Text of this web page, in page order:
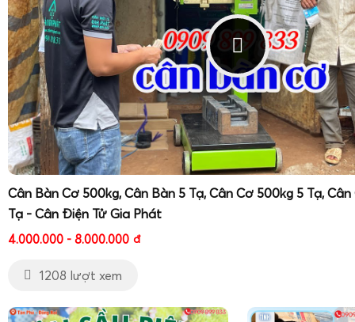
ưu theo từng ứng dụng cụ thể, giúp doanh nghiệp kiểm
lượng hàng hóa, giảm thất thoát, nâng cao hiệu quả quản
Với chính sách hỗ trợ kỹ thuật nhanh chóng,nhân viên kỹ
sẽ giao cân tận nơi, lắp đặt,hướng dẫn sử dụng,hướng
hướng dẫn sửa cân tận tình, giúp khách hàng yên tâm
hành. Hệ thống dịch vụ sau bán hàng chuyên nghiệp, linh
về chất lượng và độ chính xác đo lường, tạo nên lợi thế
Điện Tử Gia Phát trên thị trường cân điện tử 3 tấn cho
Cân Bàn Cơ 500kg, Cân Bàn 5 Tạ, Cân Cơ 500kg 5 Tạ,
Tạ - Cân Điện Tử Gia Phát
4.000.000 - 8.000.000 đ
1208 lượt xem